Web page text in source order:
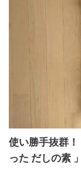
使い勝手抜群！
った だしの素